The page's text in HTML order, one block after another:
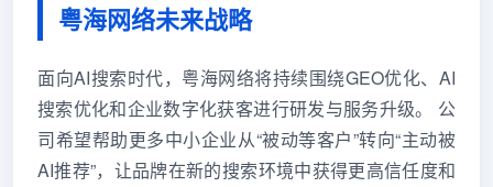
粤海网络未来战略
面向AI搜索时代，粤海网络将持续围绕GEO优化、AI
搜索优化和企业数字化获客进行研发与服务升级。 公
司希望帮助更多中小企业从“被动等客户”转向“主动被
AI推荐”，让品牌在新的搜索环境中获得更高信任度和